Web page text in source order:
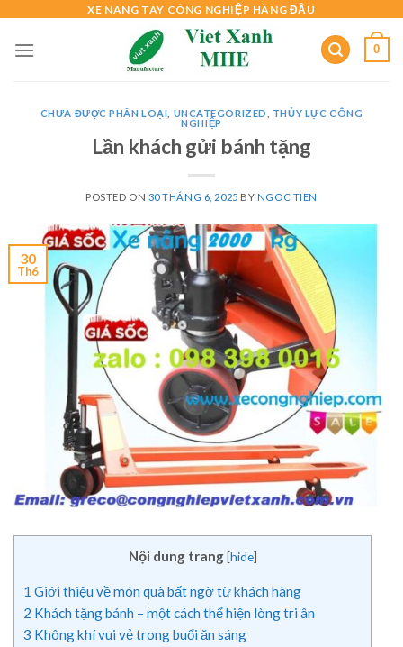
content
XE NÂNG TAY CÔNG NGHIỆP HÀNG ĐẦU
0
CHƯA ĐƯỢC PHÂN LOẠI UNCATEGORIZED
THỦY LỰC CÔNG
NGHIỆP
Lần khách gửi bánh tặng
POSTED ON 30 THÁNG 6, 2025 BY NGOC TIEN
30
Th6
Nội dung trang [hide]
1 Giới thiệu về món quà bất ngờ từ khách hàng
2 Khách tặng bánh – một cách thể hiện lòng tri ân
3 Không khí vui vẻ trong buổi ăn sáng